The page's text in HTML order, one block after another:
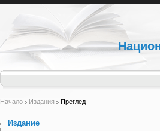
Начало Издания Преглед
Издание